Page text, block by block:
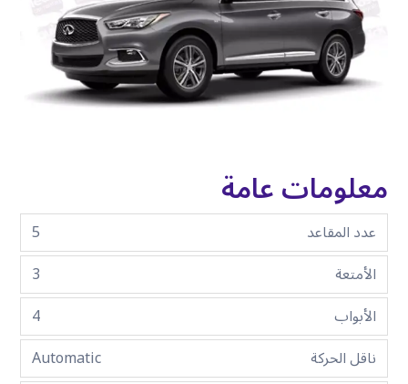
معلومات عامة
عدد المقاعد
5
الأمتعة
3
الأبواب
4
ناقل الحركة
Automatic